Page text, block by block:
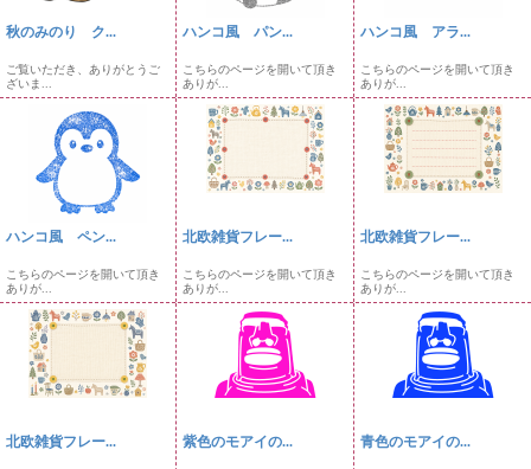
秋のみのり ク...
ご覧いただき、ありがとうご
ざいま...
ハンコ風 パン...
こちらのページを開いて頂き
ありが...
ハンコ風 アラ...
こちらのページを開いて頂き
ありが...
ハンコ風 ペン...
こちらのページを開いて頂き
ありが...
北欧雑貨フレー...
こちらのページを開いて頂き
ありが...
北欧雑貨フレー...
こちらのページを開いて頂き
ありが...
北欧雑貨フレー... 紫色のモアイの... 青色のモアイの...